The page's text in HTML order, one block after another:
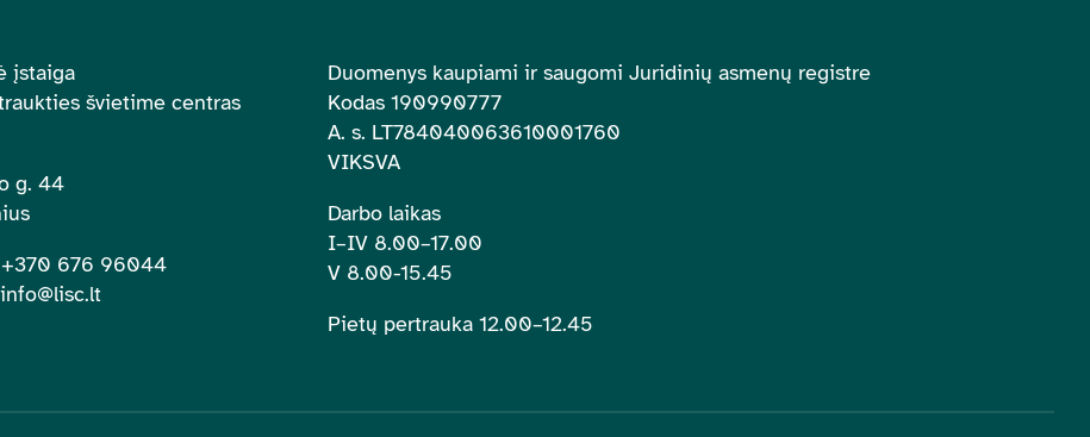
įstaiga
švietime centras
g. 44
+370 676 96044
Duomenys kaupiami ir saugomi Juridinių asmenų registre
Kodas 190990777
A. s. LT784040063610001760
VIKSVA
Darbo laikas
I–IV 8.00–17.00
V 8.00-15.45
Pietų pertrauka 12.00–12.45